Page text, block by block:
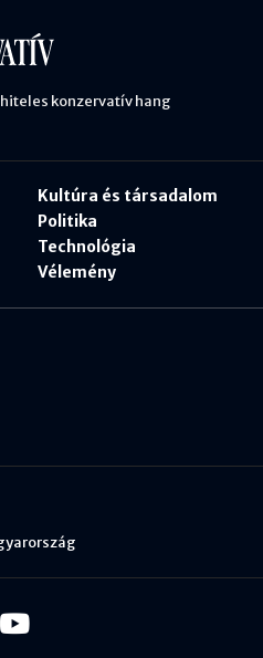
konzervatív hang
Kultúra és társadalom
Politika
Technológia
Vélemény